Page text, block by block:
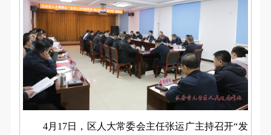
4月17日，区人大常委会主任张运广主持召开“发